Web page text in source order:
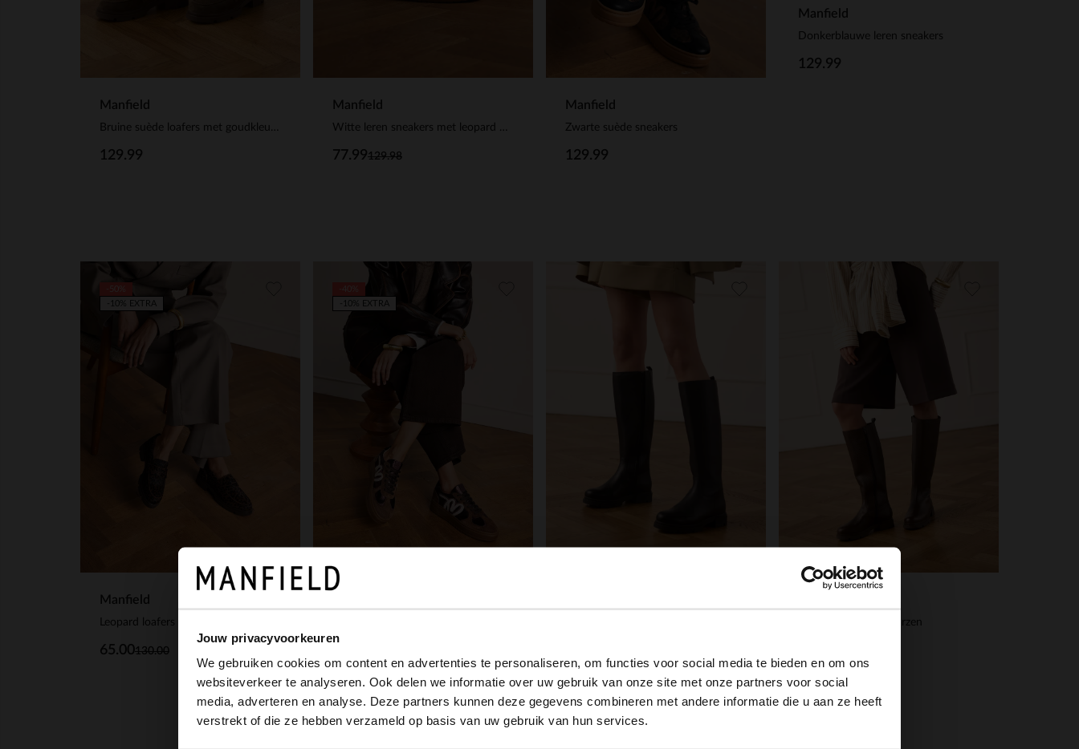
Jouw privacyvoorkeuren
We gebruiken cookies om content en advertenties te personaliseren, om functies voor social media te bieden en om ons
websiteverkeer te analyseren. Ook delen we informatie over uw gebruik van onze site met onze partners voor social
media, adverteren en analyse. Deze partners kunnen deze gegevens combineren met andere informatie die u aan ze heeft
verstrekt of die ze hebben verzameld op basis van uw gebruik van hun services.
Manfield
Bruine suède loafers met goudkleurig detail
129.99
Manfield
129.98
77.99
Manfield
Zwarte suède sneakers
129.99
Manfield
Donkerblauwe leren sneakers
129.99
Manfield
Leopard loafers met pony hair
130.00
65.00
-10% EXTRA
-10% EXTRA
Bruine leren hoge laarzen
×
It looks like your language isn't Dutch. Would you like to